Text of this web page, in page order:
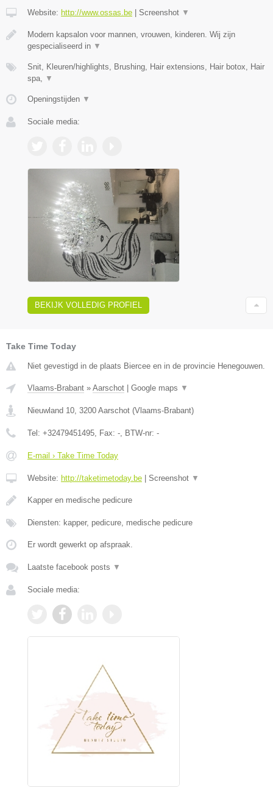
Website: http://www.ossas.be | Screenshot ▼
Modern kapsalon voor mannen, vrouwen, kinderen. Wij zijn
gespecialiseerd in ▼
Snit, Kleuren/highlights, Brushing, Hair extensions, Hair botox, Hair
spa,
▼
Openingstijden ▼
Sociale media:
BEKIJK VOLLEDIG PROFIEL
Take Time Today
Niet gevestigd in de plaats Biercee en in de provincie Henegouwen.
Vlaams-Brabant » Aarschot Google maps ▼
Nieuwland 10, 3200 Aarschot (Vlaams-Brabant)
Tel: +32479451495, Fax: -, BTW-nr: -
E-mail › Take Time Today
Website: http://taketimetoday.be Screenshot ▼
Kapper en medische pedicure
Diensten: kapper, pedicure, medische pedicure
Er wordt gewerkt op afspraak.
Laatste facebook posts ▼
Sociale media: